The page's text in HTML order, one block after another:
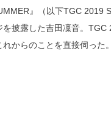
』（以下TGC 2019
を披露した吉田凜音。
からのことを直接伺った